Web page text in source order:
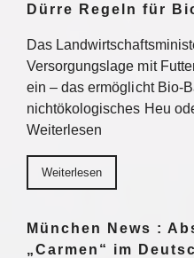
Dürre Regeln für
Das
Versorgungslage mit
ein – das ermöglicht Bio-
nichtökologisches Heu
Weiterlesen
Weiterlesen
München News :
„Carmen“ im